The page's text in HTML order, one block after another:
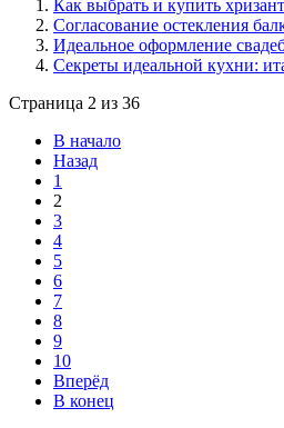
Как выбрать и купить
Согласование остекления
Идеальное оформление
Секреты идеальной кухни:
Страница 2 из 36
В начало
Назад
1
2
3
4
5
6
7
8
9
10
Вперёд
В конец